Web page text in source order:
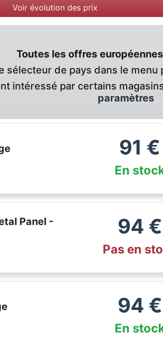
Voir évolution des prix
Toutes les offres
sélecteur de pays dans le
intéressé par certains
paramètres
91 €
En
Panel -
94 €
Pas en
94 €
En